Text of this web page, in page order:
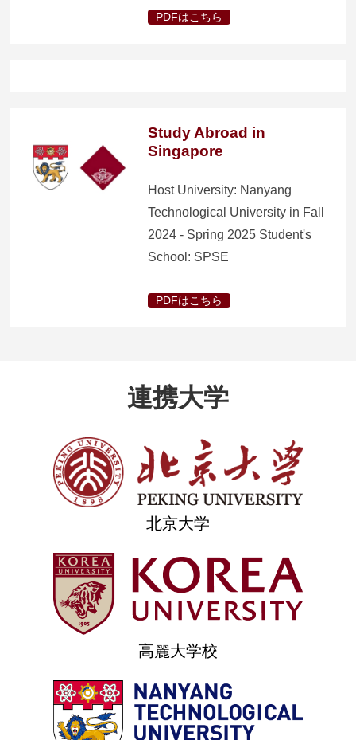
PDFはこちら
Study Abroad in
Singapore
Host University: Nanyang
Technological University in Fall
2024 - Spring 2025 Student's
School: SPSE
PDFはこちら
連携大学
北京大学
高麗大学校